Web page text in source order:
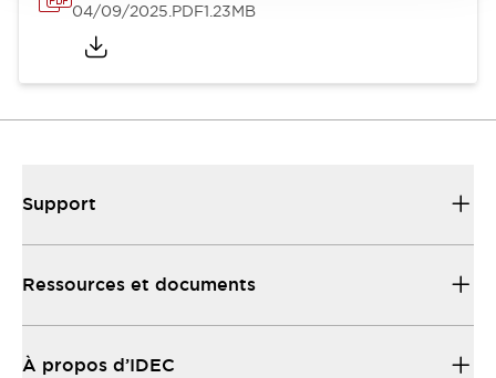
04/09/2025.PDF1.23MB
Support
Ressources et documents
À propos d’IDEC